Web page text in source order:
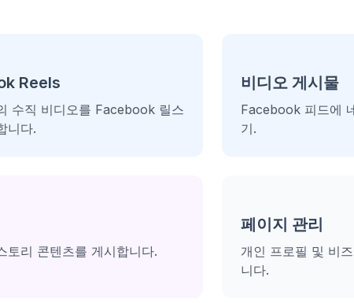
Reels
수직 비디오를 Facebook 릴스
니다.
비디오 게시물
Facebook 피드에
기.
토리 콘텐츠를 게시합니다.
페이지 관리
개인 프로필 및 비
니다.